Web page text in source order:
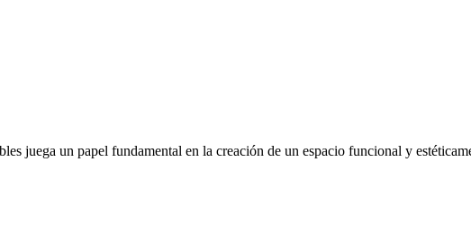
juega un papel fundamental en la creación de un espacio funcional y